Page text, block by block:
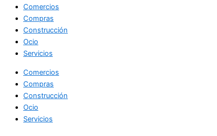
Comercios
Compras
Construcción
Ocio
Servicios
Comercios
Compras
Construcción
Ocio
Servicios